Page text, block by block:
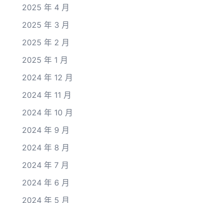
2025 年 4 月
2025 年 3 月
2025 年 2 月
2025 年 1 月
2024 年 12 月
2024 年 11 月
2024 年 10 月
2024 年 9 月
2024 年 8 月
2024 年 7 月
2024 年 6 月
2024 年 5 月